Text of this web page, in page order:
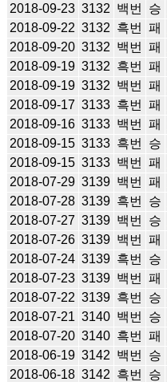
2018-09-23 3132 백번 승
2018-09-22 3132 흑번 패
2018-09-20 3132 백번 패
2018-09-19 3132 흑번 패
2018-09-19 3132 백번 패
2018-09-17 3133 흑번 패
2018-09-16 3133 백번 패
2018-09-15 3133 흑번 승
2018-09-15 3133 백번 패
2018-07-29 3139 백번 패
2018-07-28 3139 흑번 승
2018-07-27 3139 백번 승
2018-07-26 3139 백번 패
2018-07-24 3139 흑번 승
2018-07-23 3139 백번 패
2018-07-22 3139 흑번 승
2018-07-21 3140 백번 승
2018-07-20 3140 흑번 패
2018-06-19 3142 백번 승
2018-06-18 3142 흑번 승